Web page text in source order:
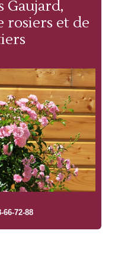
Gaujard,
rosiers et de
66-72-88